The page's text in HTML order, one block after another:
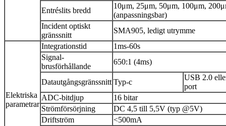
Entréslits bredd
10μm, 25μm, 50μm, 100μm,
(anpassningsbar)
Incident optiskt
gränssnitt
SMA905, ledigt utrymme
Elektriska
parametrar
Integrationstid
1ms-60s
Signal-
brusförhållande
650:1 (4ms)
Datautgångsgränssnitt Typ-c
USB 2.0
port
ADC-bitdjup
16 bitar
Strömförsörjning
DC 4,5 till 5,5V (typ @5V)
Driftström
<500mA